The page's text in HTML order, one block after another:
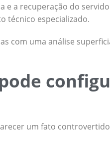
e a recuperação do
técnico especializado.
com uma análise
um fato